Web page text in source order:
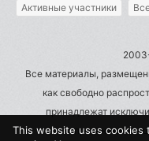
Активные участники
Все материалы,
как свободно
принадлежат
претензии -
This website uses cookies